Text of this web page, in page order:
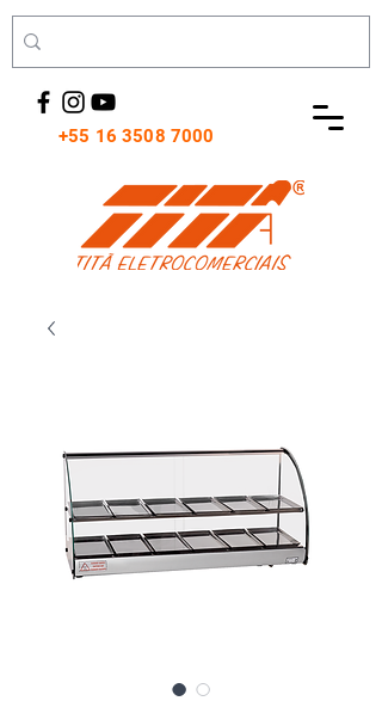
+55 16 3508 7000